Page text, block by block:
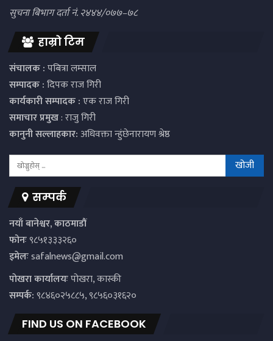
सुचना बिभाग दर्ता नं. २४४४/०७७–७८
हाम्रो टिम
संचालक :पबित्रा लम्साल
सम्पादक :दिपक राज गिरी
कार्यकारी सम्पादक :एक राज गिरी
समाचार प्रमुख: राजु गिरी
कानुनी सल्लाहकार:अधिवक्ता न्हुंछेनारायण श्रेष्ठ
सम्पर्क
नयाँ बानेश्वर, काठमाडौं
फोनः९८५१३३३२६०
इमेलःsafalnews@gmail.com
पाेखरा कार्यालयःपोखरा, कास्की
सम्पर्क:९८४६०२५८८५, ९८५६०३१६२०
FIND US ON FACEBOOK